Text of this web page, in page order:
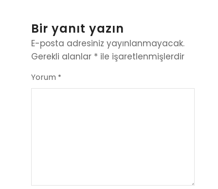
Bir yanıt yazın
E-posta adresiniz yayınlanmayacak.
Gerekli alanlar * ile işaretlenmişlerdir
Yorum *